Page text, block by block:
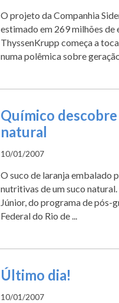
O projeto da Companhia
estimado em 269 milhões de
ThyssenKrupp começa a
numa polêmica sobre
Químico
natural
10/01/2007
O suco de laranja embalado
nutritivas de um suco
Júnior, do programa de pós-
Federal do Rio de ...
Último dia!
10/01/2007